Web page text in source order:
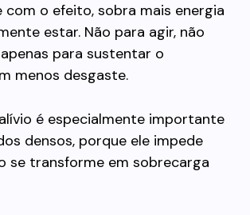
o efeito, sobra mais energia
estar. Não para agir, não
para sustentar o
menos desgaste.
é especialmente importante
densos, porque ele impede
se transforme em sobrecarga